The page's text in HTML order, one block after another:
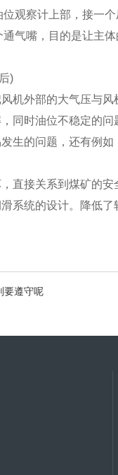
察计上部，接一个
嘴，目的是让主体
)
外部的大气压与风
同时油位不稳定的问
的问题，还有例如
接关系到煤矿的安
系统的设计。降低
要遵守呢